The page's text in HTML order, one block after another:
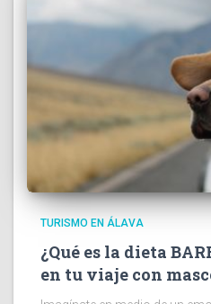
TURISMO EN ÁLAVA
¿Qué es la dieta
en tu viaje con